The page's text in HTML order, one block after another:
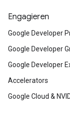
Engagieren
Google Developer
Google Developer
Google Developer
Accelerators
Google Cloud &